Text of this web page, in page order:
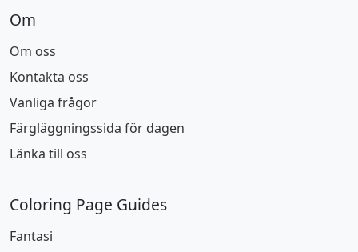
Om
Om oss
Kontakta oss
Vanliga frågor
Färgläggningssida för dagen
Länka till oss
Coloring Page Guides
Fantasi